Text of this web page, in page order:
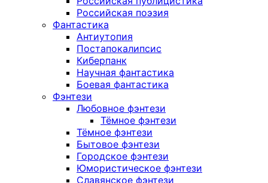
Российская поэзия
Фантастика
Антиутопия
Постапокалипсис
Киберпанк
Научная фантастика
Боевая фантастика
Фэнтези
Любовное фэнтези
Тёмное фэнтези
Тёмное фэнтези
Бытовое фэнтези
Городское фэнтези
Юмористическое фэнтези
Славянское фэнтези